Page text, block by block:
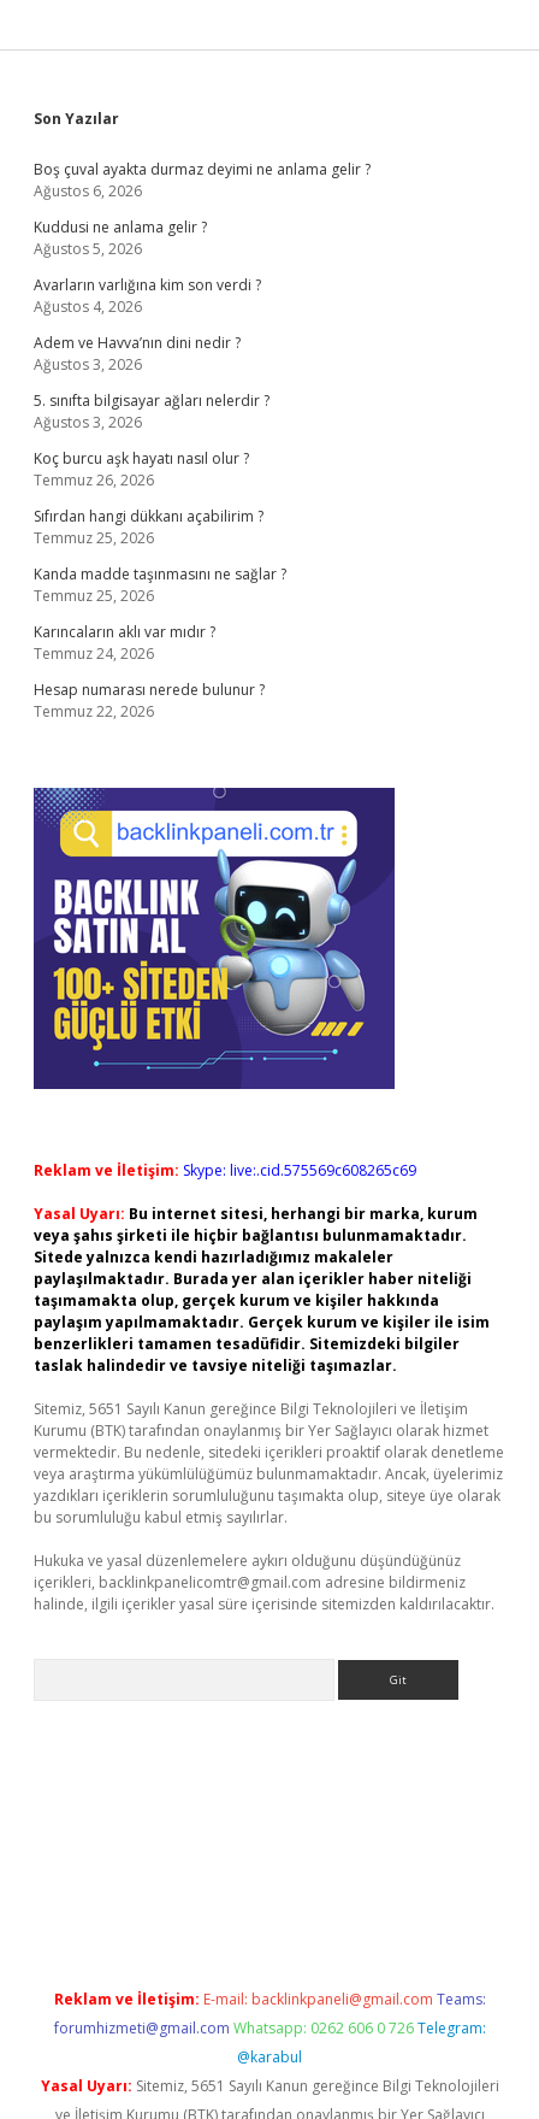
Sidebar
Son Yazılar
Boş çuval ayakta durmaz deyimi ne anlama gelir ?
Ağustos 6, 2026
Kuddusi ne anlama gelir ?
Ağustos 5, 2026
Avarların varlığına kim son verdi ?
Ağustos 4, 2026
Adem ve Havva’nın dini nedir ?
Ağustos 3, 2026
5. sınıfta bilgisayar ağları nelerdir ?
Ağustos 3, 2026
Koç burcu aşk hayatı nasıl olur ?
Temmuz 26, 2026
Sıfırdan hangi dükkanı açabilirim ?
Temmuz 25, 2026
Kanda madde taşınmasını ne sağlar ?
Temmuz 25, 2026
Karıncaların aklı var mıdır ?
Temmuz 24, 2026
Hesap numarası nerede bulunur ?
Temmuz 22, 2026
Reklam ve İletişim: Skype: live:.cid.575569c608265c69
Yasal Uyarı: Bu internet sitesi, herhangi bir marka, kurum
veya şahıs şirketi ile hiçbir bağlantısı bulunmamaktadır.
Sitede yalnızca kendi hazırladığımız makaleler
paylaşılmaktadır. Burada yer alan içerikler haber niteliği
taşımamakta olup, gerçek kurum ve kişiler hakkında
paylaşım yapılmamaktadır. Gerçek kurum ve kişiler ile isim
benzerlikleri tamamen tesadüfidir. Sitemizdeki bilgiler
taslak halindedir ve tavsiye niteliği taşımazlar.
Sitemiz, 5651 Sayılı Kanun gereğince Bilgi Teknolojileri ve İletişim
Kurumu (BTK) tarafından onaylanmış bir Yer Sağlayıcı olarak hizmet
vermektedir. Bu nedenle, sitedeki içerikleri proaktif olarak denetleme
veya araştırma yükümlülüğümüz bulunmamaktadır. Ancak, üyelerimiz
yazdıkları içeriklerin sorumluluğunu taşımakta olup, siteye üye olarak
bu sorumluluğu kabul etmiş sayılırlar.
Hukuka ve yasal düzenlemelere aykırı olduğunu düşündüğünüz
içerikleri, backlinkpanelicomtr@gmail.com adresine bildirmeniz
halinde, ilgili içerikler yasal süre içerisinde sitemizden kaldırılacaktır.
Reklam ve İletişim: E-mail: backlinkpaneli@gmail.com Teams:
forumhizmeti@gmail.com Whatsapp: 0262 606 0 726 Telegram:
@karabul
Yasal Uyarı: Sitemiz, 5651 Sayılı Kanun gereğince Bilgi Teknolojileri
ve İletişim Kurumu (BTK) tarafından onaylanmış bir Yer Sağlayıcı